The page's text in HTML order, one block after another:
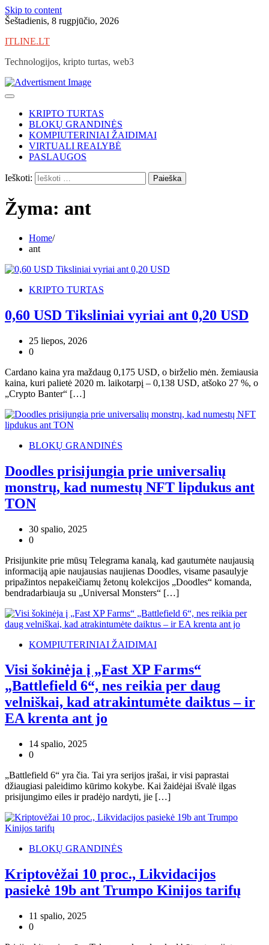
Skip to content
Šeštadienis, 8 rugpjūčio, 2026
ITLINE.LT
Technologijos, kripto turtas, web3
KRIPTO TURTAS
BLOKŲ GRANDINĖS
KOMPIUTERINIAI ŽAIDIMAI
VIRTUALI REALYBĖ
PASLAUGOS
Ieškoti:
Žyma: ant
Home
ant
KRIPTO TURTAS
0,60 USD Tiksliniai vyriai ant 0,20 USD
25 liepos, 2026
0
Cardano kaina yra maždaug 0,175 USD, o birželio mėn. žemiausia
kaina, kuri palietė 2020 m. laikotarpį – 0,138 USD, atšoko 27 %, o
„Crypto Banter“ […]
BLOKŲ GRANDINĖS
Doodles prisijungia prie universalių
monstrų, kad numestų NFT lipdukus ant
TON
30 spalio, 2025
0
Prisijunkite prie mūsų Telegrama kanalą, kad gautumėte naujausią
informaciją apie naujausias naujienas Doodles, visame pasaulyje
pripažintos nepakeičiamų žetonų kolekcijos „Doodles“ komanda,
bendradarbiauja su „Universal Monsters“ […]
KOMPIUTERINIAI ŽAIDIMAI
Visi šokinėja į „Fast XP Farms“
„Battlefield 6“, nes reikia per daug
velniškai, kad atrakintumėte daiktus – ir
EA krenta ant jo
14 spalio, 2025
0
„Battlefield 6“ yra čia. Tai yra serijos įrašai, ir visi paprastai
džiaugiasi paleidimo kūrimo kokybe. Kai žaidėjai išvalė ilgas
prisijungimo eiles ir pradėjo nardyti, jie […]
BLOKŲ GRANDINĖS
Kriptovėžai 10 proc., Likvidacijos
pasiekė 19b ant Trumpo Kinijos tarifų
11 spalio, 2025
0